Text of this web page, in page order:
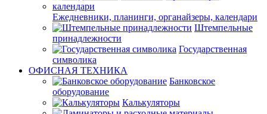
Ежедневники, планинги, органайзеры, календари
Штемпельные
принадлежности
Государственная
символика
ОФИСНАЯ ТЕХНИКА
Банковское
оборудование
Калькуляторы